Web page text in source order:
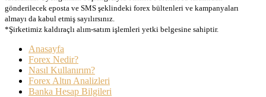
gönderilecek eposta ve SMS şeklindeki forex bültenleri ve kampanyaları
almayı da kabul etmiş sayılırsınız.
*Şirketimiz kaldıraçlı alım-satım işlemleri yetki belgesine sahiptir.
Anasayfa
Forex Nedir?
Nasıl Kullanırım?
Forex Altın Analizleri
Banka Hesap Bilgileri